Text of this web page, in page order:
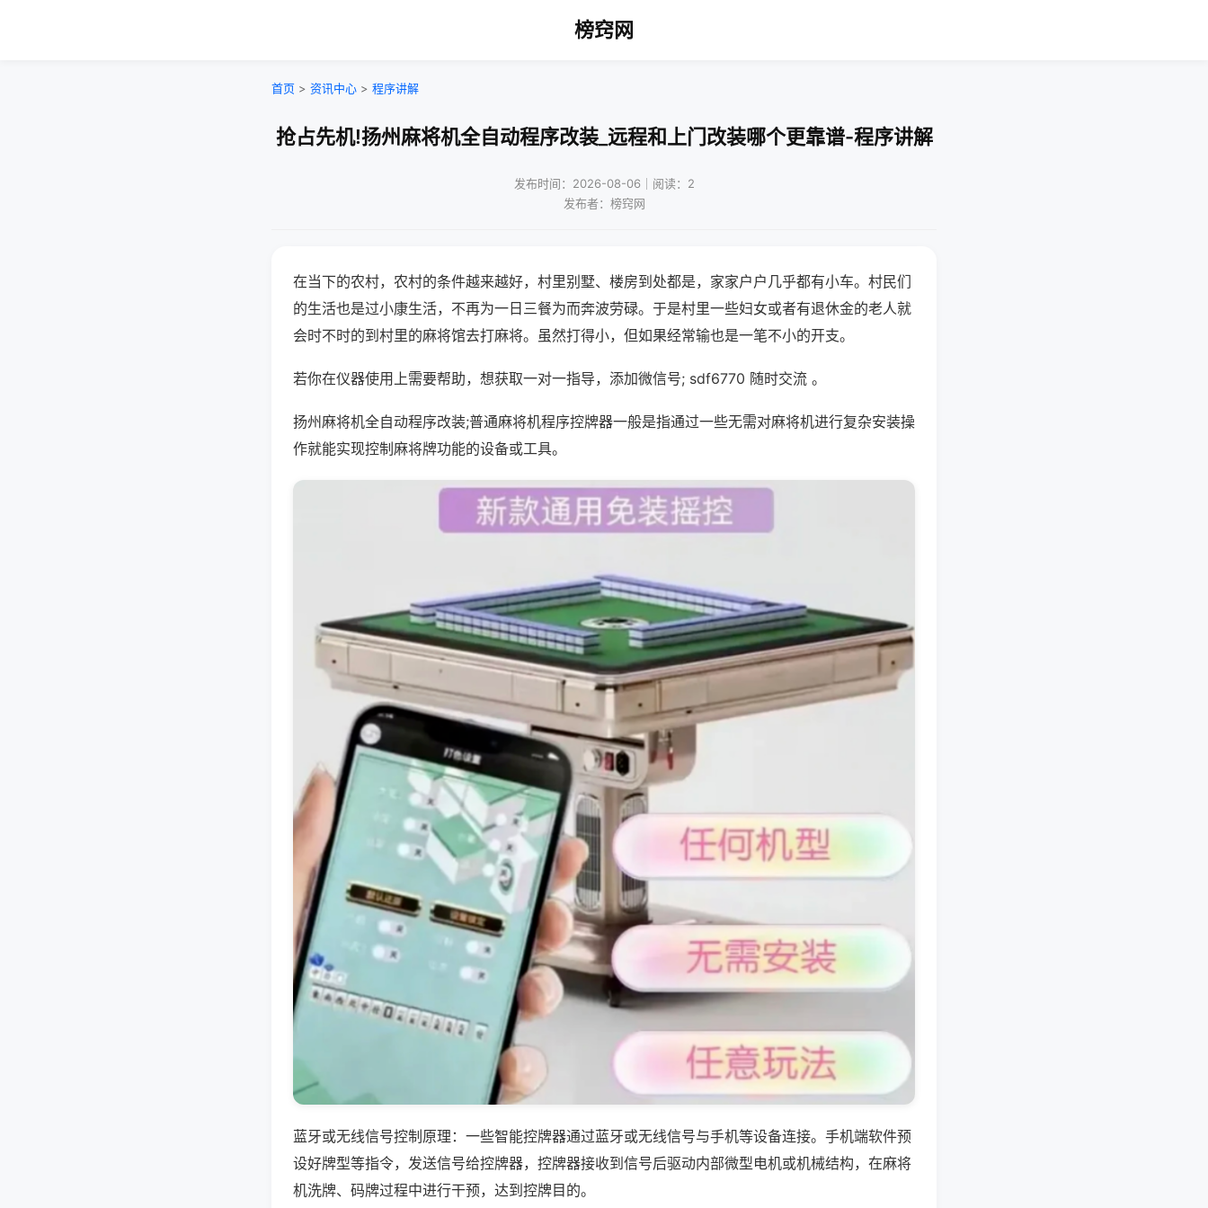
榜窍网
首页 > 资讯中心 > 程序讲解
抢占先机!扬州麻将机全自动程序改装_远程和上门改装哪个更靠谱-程序讲解
发布时间：2026-08-06｜阅读：2
发布者：榜窍网
在当下的农村，农村的条件越来越好，村里别墅、楼房到处都是，家家户户几乎都有小车。村民们
的生活也是过小康生活，不再为一日三餐为而奔波劳碌。于是村里一些妇女或者有退休金的老人就
会时不时的到村里的麻将馆去打麻将。虽然打得小，但如果经常输也是一笔不小的开支。
若你在仪器使用上需要帮助，想获取一对一指导，添加微信号; sdf6770 随时交流 。
扬州麻将机全自动程序改装;普通麻将机程序控牌器一般是指通过一些无需对麻将机进行复杂安装操
作就能实现控制麻将牌功能的设备或工具。
蓝牙或无线信号控制原理：一些智能控牌器通过蓝牙或无线信号与手机等设备连接。手机端软件预
设好牌型等指令，发送信号给控牌器，控牌器接收到信号后驱动内部微型电机或机械结构，在麻将
机洗牌、码牌过程中进行干预，达到控牌目的。